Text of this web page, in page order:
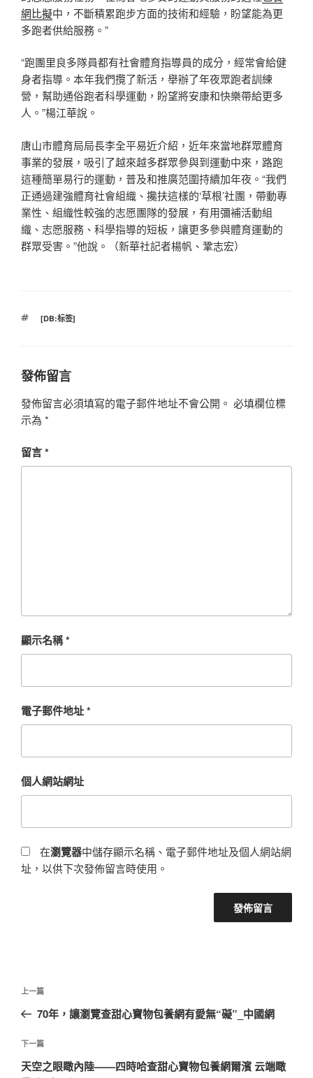
網比擬中，不斷積累跑步方面的技術和經驗，盼望能為更
多跑者供給服務。”
“跑團里良多隊員都有社會體育指導員的成分，經常會給健
身者指導。本年我們攬了新活，舉辦了年夜眾跑者訓練
營，幫助通俗跑者科學運動，盼望將安康和快樂帶給更多
人。”楊江華說。
唐山市體育局局長李全平易近介紹，近年來當地群眾體育
事業的發展，吸引了越來越多群眾參與到運動中來，路跑
這種簡單易行的運動，普及和推廣范圍持續加年夜。“我們
正通過建強體育社會組織、攙扶這樣的‘草根’社團，帶動專
業性、組織性較強的志愿團隊的發展，有用彌補活動組
織、志愿服務、科學指導的短板，讓更多參與體育運動的
群眾受害。”他說。（新華社記者楊帆、鞏志宏）
標
[DB:标签]
發佈留言
發佈留言必須填寫的電子郵件地址不會公開。 必填欄位標
示為 *
留言*
顯示名稱*
電子郵件地址*
個人網站網址
在瀏覽器中儲存顯示名稱、電子郵件地址及個人網站網
址，以供下次發佈留言時使用。
文
導
覽
上
一
文
章
上一篇
70年，讓瀏覽查甜心寶物包養網有愛無“礙”_中國網
下
一
下一篇
天空之眼瞰內陸——四時哈查甜心寶物包養網爾濱 云端瞰